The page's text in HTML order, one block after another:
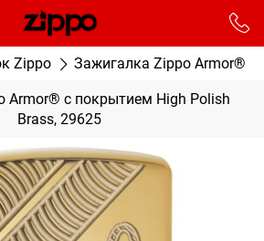
Zippo Зажигалка Zippo Armor® с
Armor® с покрытием High Polish
Brass, 29625
зависят сроки доставки